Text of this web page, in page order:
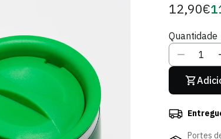
Preço
12,90€
Quantidade
Portes